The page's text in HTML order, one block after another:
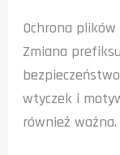
Ochrona
Zmiana
wtyczek i
również ważna.